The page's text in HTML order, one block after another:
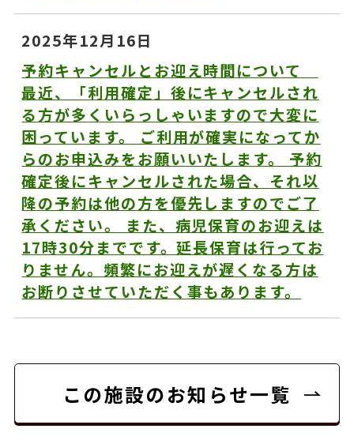
2025年12月16日
予約キャンセルとお迎え時間について
最近、「利用確定」後にキャンセルされ
る方が多くいらっしゃいますので大変に
困っています。 ご利用が確実になってか
らのお申込みをお願いいたします。 予約
確定後にキャンセルされた場合、それ以
降の予約は他の方を優先しますのでご了
承ください。 また、病児保育のお迎えは
17時30分までです。延長保育は行ってお
りません。頻繁にお迎えが遅くなる方は
お断りさせていただく事もあります。
この施設のお知らせ一覧